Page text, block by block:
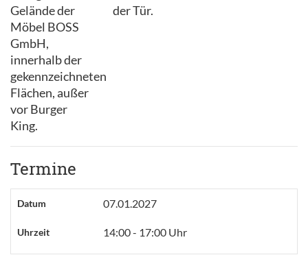
Gelände der
Möbel BOSS
GmbH,
innerhalb der
gekennzeichneten
Flächen, außer
vor Burger
King.
der Tür.
Termine
Datum 07.01.2027
Uhrzeit 14:00 - 17:00 Uhr